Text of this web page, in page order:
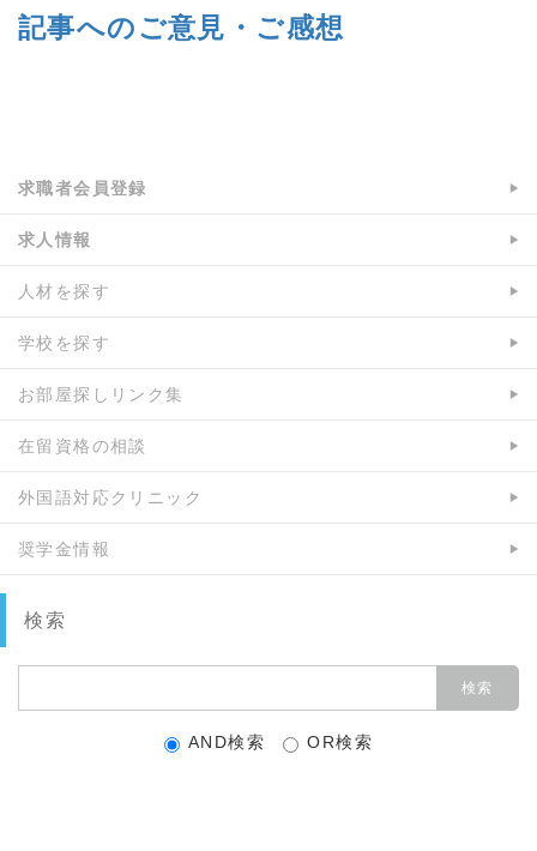
e
b
シ
ア
ェ
記事へのご意見・ご感想
求職者会員登録
求人情報
人材を探す
学校を探す
お部屋探しリンク集
在留資格の相談
外国語対応クリニック
奨学金情報
検索
AND検索 OR検索